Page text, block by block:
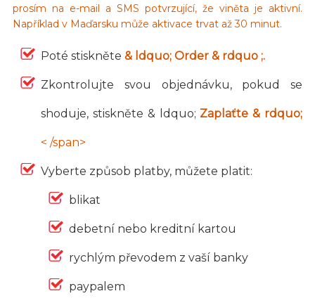
prosím na e-mail a SMS potvrzující, že viněta je aktivní.
Například v Maďarsku může aktivace trvat až 30 minut.
Poté stiskněte & ldquo; Order & rdquo ;.
Zkontrolujte svou objednávku, pokud se
shoduje, stiskněte & ldquo; Zaplaťte & rdquo;
< /span>
Vyberte způsob platby, můžete platit:
blikat
debetní nebo kreditní kartou
rychlým převodem z vaší banky
paypalem